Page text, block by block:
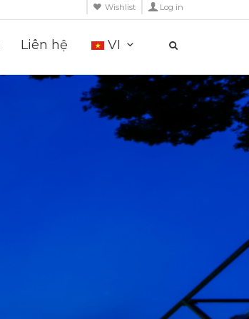
Wishlist Log in
Liên hệ VI